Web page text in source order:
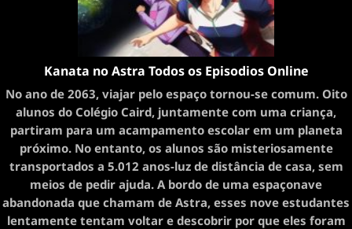
Kanata no Astra Todos os Episodios Online
No ano de 2063, viajar pelo espaço tornou-se comum. Oito
alunos do Colégio Caird, juntamente com uma criança,
partiram para um acampamento escolar em um planeta
próximo. No entanto, os alunos são misteriosamente
transportados a 5.012 anos-luz de distância de casa, sem
meios de pedir ajuda. A bordo de uma espaçonave
abandonada que chamam de Astra, esses nove estudantes
lentamente tentam voltar e descobrir por que eles foram